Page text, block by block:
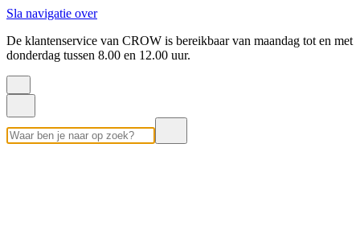
Sla navigatie over
De klantenservice van CROW is bereikbaar van maandag tot en met
donderdag tussen 8.00 en 12.00 uur.